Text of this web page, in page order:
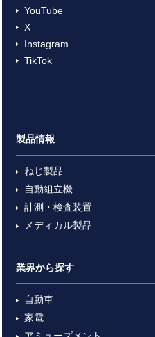
YouTube
X
Instagram
TikTok
製品情報
ねじ製品
自動組立機
計測・検査装置
メディカル製品
業界から探す
自動車
家電